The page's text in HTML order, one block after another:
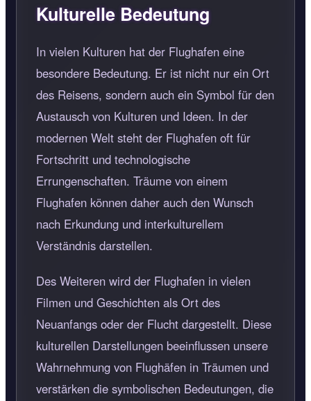
Kulturelle Bedeutung
In vielen Kulturen hat der Flughafen eine
besondere Bedeutung. Er ist nicht nur ein Ort
des Reisens, sondern auch ein Symbol für den
Austausch von Kulturen und Ideen. In der
modernen Welt steht der Flughafen oft für
Fortschritt und technologische
Errungenschaften. Träume von einem
Flughafen können daher auch den Wunsch
nach Erkundung und interkulturellem
Verständnis darstellen.
Des Weiteren wird der Flughafen in vielen
Filmen und Geschichten als Ort des
Neuanfangs oder der Flucht dargestellt. Diese
kulturellen Darstellungen beeinflussen unsere
Wahrnehmung von Flughäfen in Träumen und
verstärken die symbolischen Bedeutungen, die